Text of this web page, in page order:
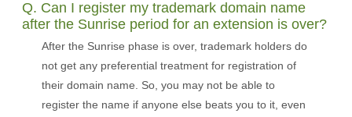
Q. Can I register my trademark domain name
after the Sunrise period for an extension is over?
After the Sunrise phase is over, trademark holders do
not get any preferential treatment for registration of
their domain name. So, you may not be able to
register the name if anyone else beats you to it, even